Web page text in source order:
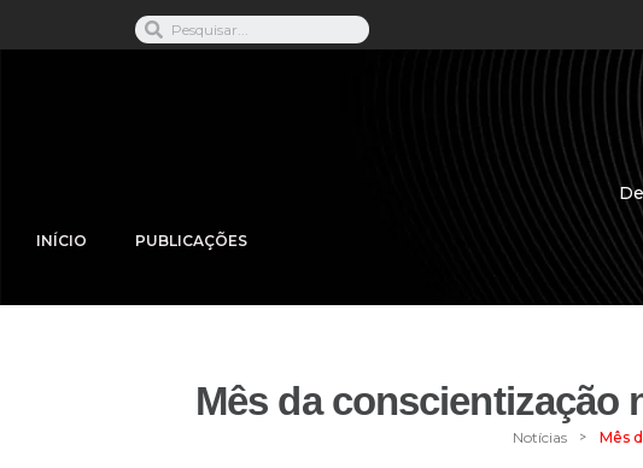
INÍCIO PUBLICAÇÕES
Mês da conscientização
Notícias > Mês